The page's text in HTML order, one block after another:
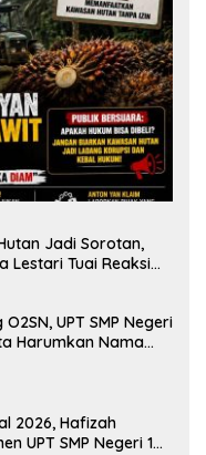
Jadi Sorotan,
Lestari Tuai Reaksi
UPT SMP Negeri
Harumkan Nama
2026, Hafizah
UPT SMP Negeri 1